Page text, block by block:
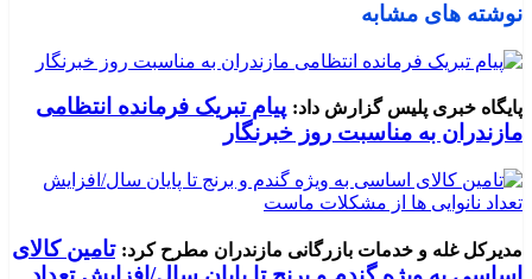
نوشته های مشابه
پایگاه خبری پلیس گزارش داد: پیام تبریک فرمانده انتظامی
مازندران به مناسبت روز خبرنگار
مدیرکل غله و خدمات بازرگانی مازندران مطرح کرد: تامین کالای